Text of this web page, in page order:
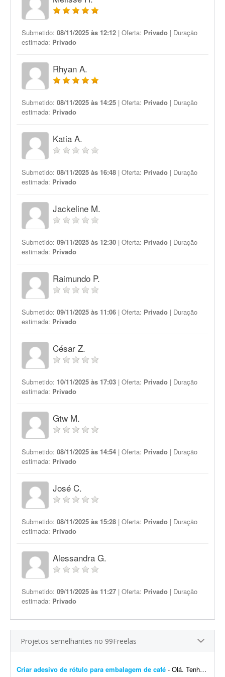
Submetido: 08/11/2025 às 12:12 | Oferta: Privado | Duração
estimada: Privado
Rhyan A.
Submetido: 08/11/2025 às 14:25 | Oferta: Privado | Duração
estimada: Privado
Katia A.
Submetido: 08/11/2025 às 16:48 | Oferta: Privado | Duração
estimada: Privado
Jackeline M.
Submetido: 09/11/2025 às 12:30 | Oferta: Privado | Duração
estimada: Privado
Raimundo P.
Submetido: 09/11/2025 às 11:06 | Oferta: Privado | Duração
estimada: Privado
César Z.
Submetido: 10/11/2025 às 17:03 | Oferta: Privado | Duração
estimada: Privado
Gtw M.
Submetido: 08/11/2025 às 14:54 | Oferta: Privado | Duração
estimada: Privado
José C.
Submetido: 08/11/2025 às 15:28 | Oferta: Privado | Duração
estimada: Privado
Alessandra G.
Submetido: 09/11/2025 às 11:27 | Oferta: Privado | Duração
estimada: Privado
Projetos semelhantes no 99Freelas
Criar adesivo de rótulo para embalagem de café - Olá. Tenho toda a ideia na cabeça: imagens, fontes e ilustrações de exemplo, mas preciso montar essa ideia em um rótulo adesivo para embalagem de café com ...